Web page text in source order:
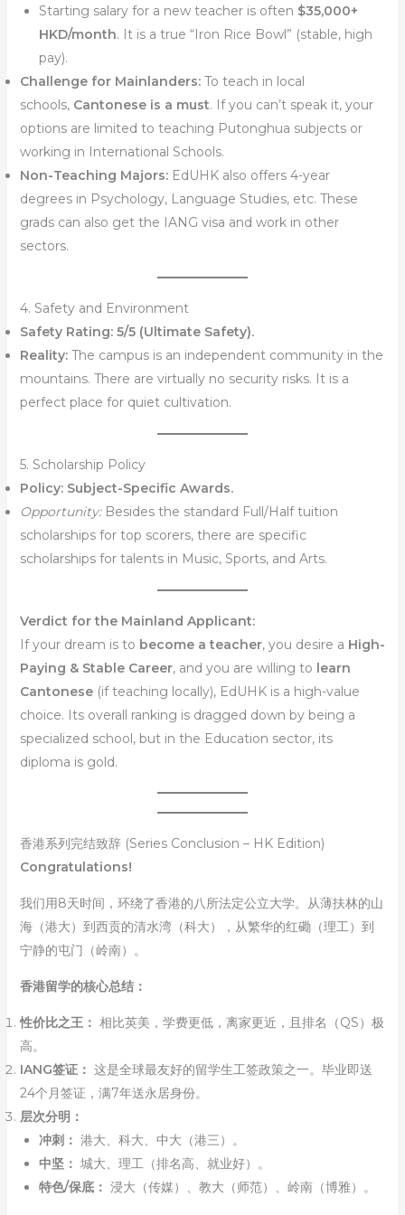
Starting salary for a new teacher is often $35,000+
HKD/month. It is a true “Iron Rice Bowl” (stable, high
pay).
Challenge for Mainlanders:To teach in local
schools, Cantonese is a must. If you can’t speak it, your
options are limited to teaching Putonghua subjects or
working in International Schools.
Non-Teaching Majors:EdUHK also offers 4-year
degrees in Psychology, Language Studies, etc. These
grads can also get the IANG visa and work in other
sectors.
4. Safety and Environment
Safety Rating: 5/5 (Ultimate Safety).
Reality:The campus is an independent community in the
mountains. There are virtually no security risks. It is a
perfect place for quiet cultivation.
5. Scholarship Policy
Policy: Subject-Specific Awards.
Opportunity:Besides the standard Full/Half tuition
scholarships for top scorers, there are specific
scholarships for talents in Music, Sports, and Arts.
Verdict for the Mainland Applicant:
If your dream is to become a teacher, you desire a High-
Paying & Stable Career, and you are willing to learn
Cantonese(if teaching locally), EdUHK is a high-value
choice. Its overall ranking is dragged down by being a
specialized school, but in the Education sector, its
diploma is gold.
香港系列完结致辞 (Series Conclusion – HK Edition)
Congratulations!
我们用8天时间，环绕了香港的八所法定公立大学。从薄扶林的山
海（港大）到西贡的清水湾（科大），从繁华的红磡（理工）到
宁静的屯门（岭南）。
香港留学的核心总结：
性价比之王： 相比英美，学费更低，离家更近，且排名（QS）极
高。
IANG签证： 这是全球最友好的留学生工签政策之一。毕业即送
24个月签证，满7年送永居身份。
层次分明：
冲刺： 港大、科大、中大（港三）。
中坚： 城大、理工（排名高、就业好）。
特色/保底： 浸大（传媒）、教大（师范）、岭南（博雅）。